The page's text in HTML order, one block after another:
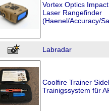
Vortex Optics
Laser Rangefinder
(Haenel/Accuracy/
Labradar
Coolfire Trainer
Trainigssystem für